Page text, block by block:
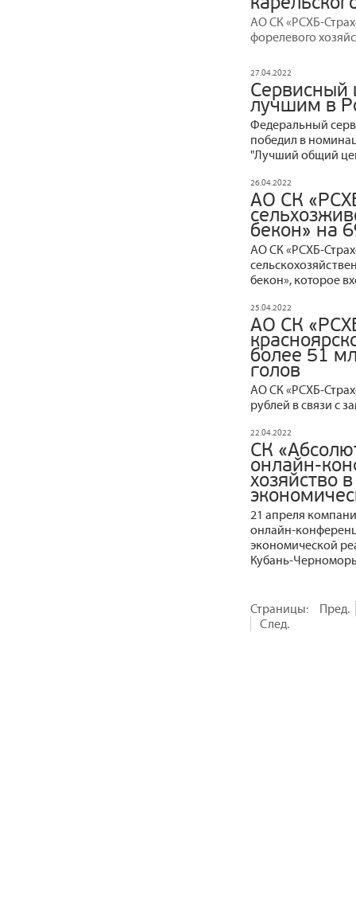
АО СК «РСХБ-
форелевого
27.04.2022
Сервисный
лучшим в
Федеральный
победил в
"Лучший общий
26.04.2022
АО СК
бекон» на
АО СК «РСХБ-
бекон», которое
25.04.2022
АО СК
более 51
голов
АО СК
рублей в связи с
22.04.2022
СК
онлайн-
хозяйство
21 апреля
онлайн-
экономической
Кубань-
Страницы:
Пред.
След.